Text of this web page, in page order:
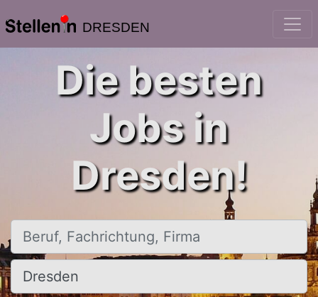
DRESDEN
Die besten
Jobs in
Dresden!
Beruf, Fachrichtung, Firma
Ort, Stadt